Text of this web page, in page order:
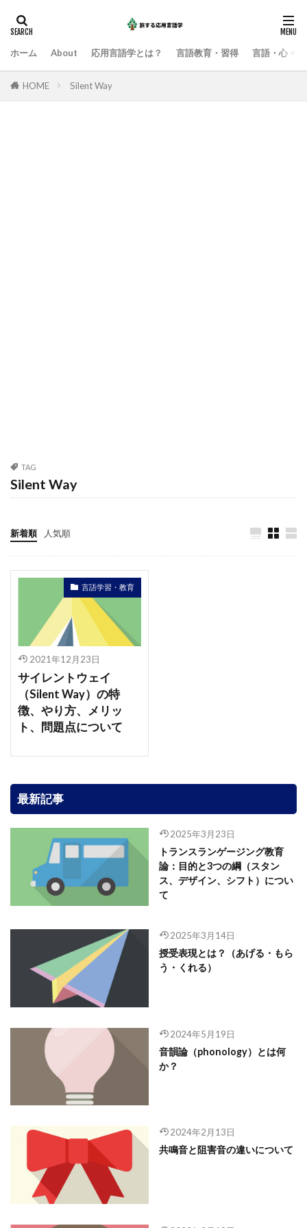
ホーム About 応用言語学とは？ 言語教育・習得 言語・心・
HOME Silent Way
TAG
Silent Way
新着順 人気順
言語学習・教育
2021年12月23日
サイレントウェイ
（Silent Way）の特
徴、やり方、メリッ
ト、問題点について
最新記事
2025年3月23日
トランスランゲージング教育
論：目的と3つの綱（スタン
ス、デザイン、シフト）につい
て
2025年3月14日
授受表現とは？（あげる・もら
う・くれる）
2024年5月19日
音韻論（phonology）とは何
か？
2024年2月13日
共鳴音と阻害音の違いについて